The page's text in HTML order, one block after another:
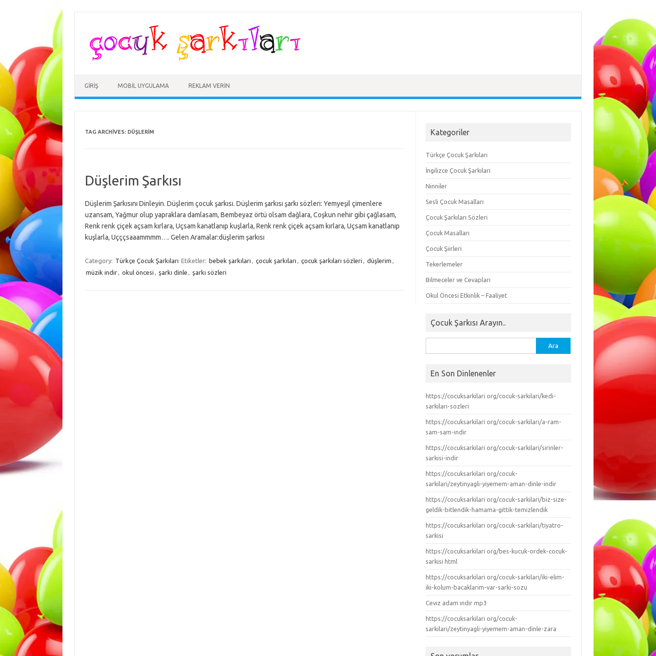
GIRIŞ MOBIL UYGULAMA REKLAM VERIN
TAG ARCHIVES: DÜŞLERIM
Düşlerim Şarkısı
Düşlerim Şarkısını Dinleyin. Düşlerim çocuk şarkısı. Düşlerim şarkısı şarkı sözleri: Yemyeşil çimenlere
uzansam, Yağmur olup yapraklara damlasam, Bembeyaz örtü olsam dağlara, Coşkun nehir gibi çağlasam,
Renk renk çiçek açsam kırlara, Uçsam kanatlanıp kuşlarla, Renk renk çiçek açsam kırlara, Uçsam kanatlanıp
kuşlarla, Uçççsaaammmm…. Gelen Aramalar:düşlerim şarkısı
Category: Türkçe Çocuk Şarkıları Etiketler: bebek şarkıları , çocuk şarkıları , çocuk şarkıları sözleri , düşlerim ,
müzik indir, okul öncesi , şarkı dinle , şarkı sözleri
Kategoriler
Türkçe Çocuk Şarkıları
İngilizce Çocuk Şarkıları
Ninniler
Sesli Çocuk Masalları
Çocuk Şarkıları Sözleri
Çocuk Masalları
Çocuk Şiirleri
Tekerlemeler
Bilmeceler ve Cevapları
Okul Öncesi Etkinlik – Faaliyet
Çocuk Şarkısı Arayın..
En Son Dinlenenler
https://cocuksarkilari org/cocuk-sarkilari/kedi-
sarkilari-sozleri
https://cocuksarkilari org/cocuk-sarkilari/a-ram-
sam-sam-indir
https://cocuksarkilari org/cocuk-sarkilari/sirinler-
sarkisi-indir
https://cocuksarkilari org/cocuk-
sarkilari/zeytinyagli-yiyemem-aman-dinle-indir
https://cocuksarkilari org/cocuk-sarkilari/biz-size-
geldik-bitlendik-hamama-gittik-temizlendik
https://cocuksarkilari org/cocuk-sarkilari/tiyatro-
sarkisi
https://cocuksarkilari org/bes-kucuk-ordek-cocuk-
sarkisi html
https://cocuksarkilari org/cocuk-sarkilari/iki-elim-
iki-kolum-bacaklarim-var-sarki-sozu
Cevız adam ındır mp3
https://cocuksarkilari org/cocuk-
sarkilari/zeytinyagli-yiyemem-aman-dinle-zara